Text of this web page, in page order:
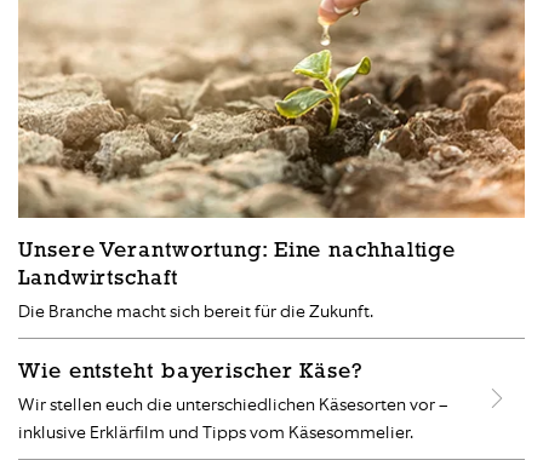
Unsere Verantwortung: Eine nachhaltige
Landwirtschaft
Die Branche macht sich bereit für die Zukunft.
Wie entsteht bayerischer Käse?
Wir stellen euch die unterschiedlichen Käsesorten vor –
inklusive Erklärfilm und Tipps vom Käsesommelier.